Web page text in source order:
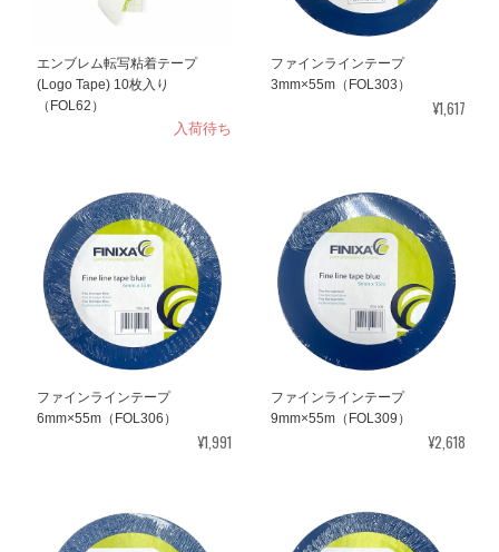
エンブレム転写粘着テープ
(Logo Tape) 10枚入り
（FOL62）
入荷待ち
ファインラインテープ
3mm×55m（FOL303）
¥1,617
ファインラインテープ
6mm×55m（FOL306）
¥1,991
ファインラインテープ
9mm×55m（FOL309）
¥2,618